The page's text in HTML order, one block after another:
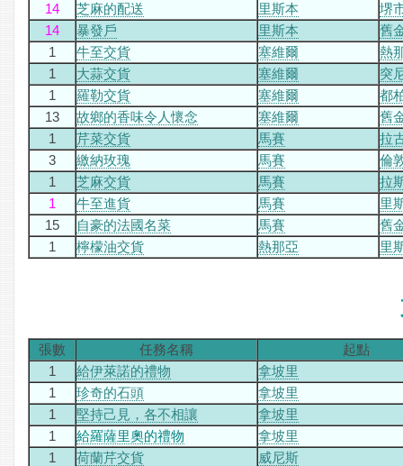
14
芝麻的配送 里斯本
堺
14
暴發戶 里斯本
舊
1
牛至交貨 塞維爾
熱
1
大蒜交貨 塞維爾
突
1
羅勒交貨 塞維爾
都
13
故鄉的香味令人懷念 塞維爾
舊
1
芹菜交貨 馬賽
拉
3
繳納玫瑰 馬賽
倫
1
芝麻交貨 馬賽
拉
1
牛至進貨 馬賽
里
15
自豪的法國名菜 馬賽
舊
1
檸檬油交貨 熱那亞 里
張數 任務名稱
起點
1
給伊萊諾的禮物
拿坡里
1
珍奇的石頭
拿坡里
1
堅持己見，各不相讓
拿坡里
1
給羅薩里奧的禮物
拿坡里
1
荷蘭芹交貨
威尼斯